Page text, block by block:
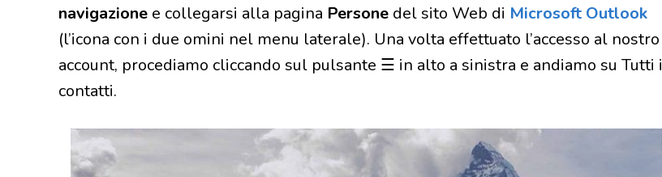
navigazione e collegarsi alla pagina Persone del sito Web di Microsoft Outlook
(l’icona con i due omini nel menu laterale). Una volta effettuato l’accesso al nostro
account, procediamo cliccando sul pulsante ☰ in alto a sinistra e andiamo su Tutti i
contatti.